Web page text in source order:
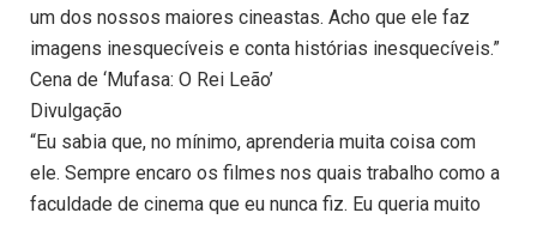
um dos nossos maiores cineastas. Acho que ele faz
imagens inesquecíveis e conta histórias inesquecíveis.”
Cena de ‘Mufasa: O Rei Leão’
Divulgação
“Eu sabia que, no mínimo, aprenderia muita coisa com
ele. Sempre encaro os filmes nos quais trabalho como a
faculdade de cinema que eu nunca fiz. Eu queria muito